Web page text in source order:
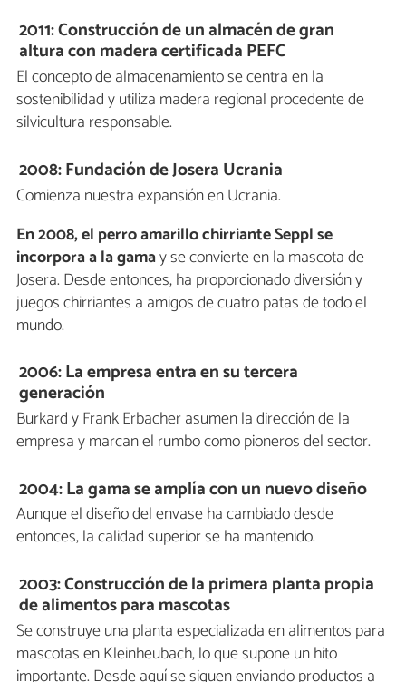
2011: Construcción de un almacén de gran
altura con madera certificada PEFC
El concepto de almacenamiento se centra en la
sostenibilidad y utiliza madera regional procedente de
silvicultura responsable.
2008: Fundación de Josera Ucrania
Comienza nuestra expansión en Ucrania.
En 2008, el perro amarillo chirriante Seppl se
incorpora a la gamay se convierte en la mascota de
Josera. Desde entonces, ha proporcionado diversión y
juegos chirriantes a amigos de cuatro patas de todo el
mundo.
2006: La empresa entra en su tercera
generación
Burkard y Frank Erbacher asumen la dirección de la
empresa y marcan el rumbo como pioneros del sector.
2004: La gama se amplía con un nuevo diseño
Aunque el diseño del envase ha cambiado desde
entonces, la calidad superior se ha mantenido.
2003: Construcción de la primera planta propia
de alimentos para mascotas
Se construye una planta especializada en alimentos para
mascotas en Kleinheubach, lo que supone un hito
importante. Desde aquí se siguen enviando productos a